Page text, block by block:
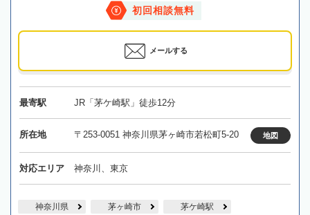
初回相談無料
メールする
最寄駅 JR「茅ケ崎駅」徒歩12分
所在地 〒253-0051 神奈川県茅ヶ崎市若松町5-20 地図
対応エリア 神奈川、東京
神奈川県 茅ヶ崎市 茅ケ崎駅